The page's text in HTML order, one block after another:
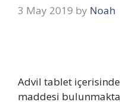
3 May 2019 by Noah
Advil tablet
maddesi